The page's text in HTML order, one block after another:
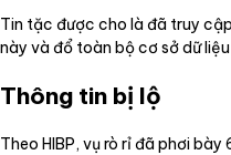
Tin tặc được cho là đã truy
này và đổ toàn bộ cơ sở dữ
Thông tin bị lộ
Theo HIBP, vụ rò rỉ đã phơi